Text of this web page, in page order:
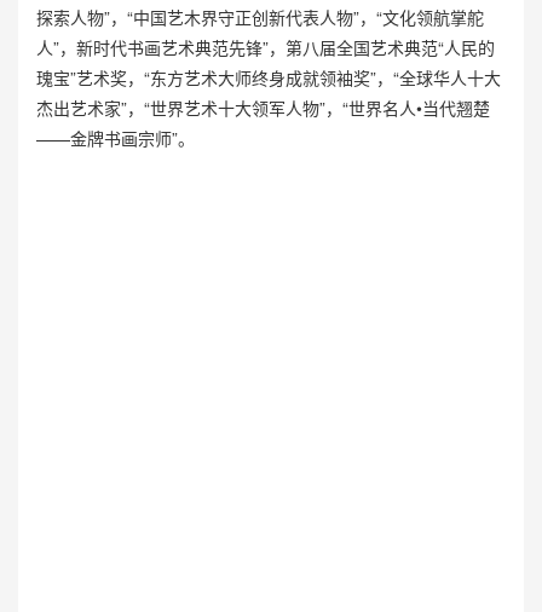
探索人物”，“中国艺木界守正创新代表人物”，“文化领航掌舵
人”，新时代书画艺术典范先锋”，第八届全国艺术典范“人民的
瑰宝”艺术奖，“东方艺术大师终身成就领袖奖”，“全球华人十大
杰出艺术家”，“世界艺术十大领军人物”，“世界名人•当代翘楚
——金牌书画宗师”。